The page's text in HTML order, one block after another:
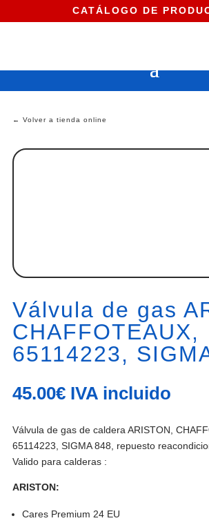
CATÁLOGO DE
← Volver a tienda online
Válvula de gas
CHAFFOTEAUX,
65114223,
45.00€ IVA incluido
Válvula de gas de caldera ARISTON,
65114223, SIGMA 848, repuesto
Valido para calderas :
ARISTON:
Cares Premium 24 EU